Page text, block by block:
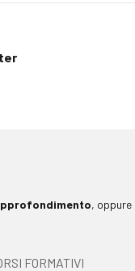
,
FORMATIVI